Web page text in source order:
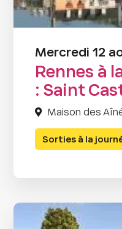
Mercredi 12
Rennes à
: Saint
Maison des
Sorties à la